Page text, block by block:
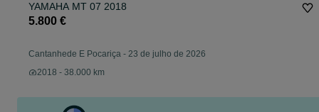
YAMAHA MT 07 2018
5.800 €
Cantanhede E Pocariça - 23 de julho de 2026
2018 - 38.000 km